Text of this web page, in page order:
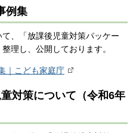
例集
、「放課後児童対策パッケー
理し、公開しております。
｜こども家庭庁
対策について（令和6年